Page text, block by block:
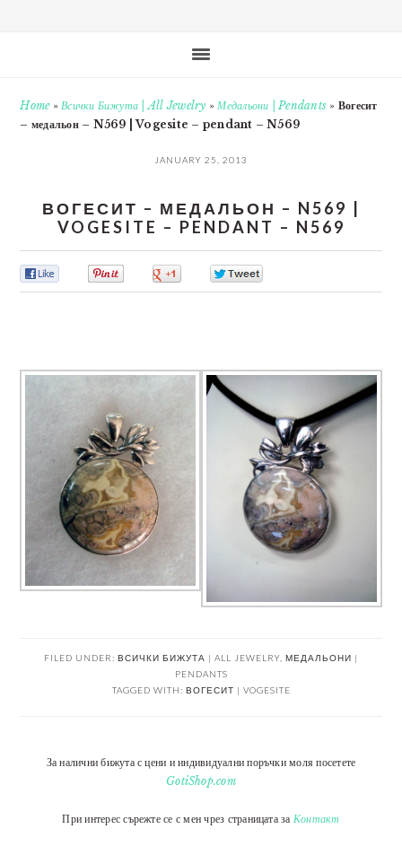
Home»Всички Бижута | All Jewelry »Медальони | Pendants » Вогесит
– медальон – N569 | Vogesite – pendant – N569
JANUARY 25, 2013
ВОГЕСИТ – МЕДАЛЬОН – N569 |
VOGESITE – PENDANT – N569
FILED UNDER: ВСИЧКИ БИЖУТА | ALL JEWELRY МЕДАЛЬОНИ |
PENDANTS
TAGGED WITH: ВОГЕСИТ | VOGESITE
За налични бижута с цени и индивидуални поръчки моля посетете
GotiShop.com
При интерес сърежте се с мен чрез страницата за Контакт